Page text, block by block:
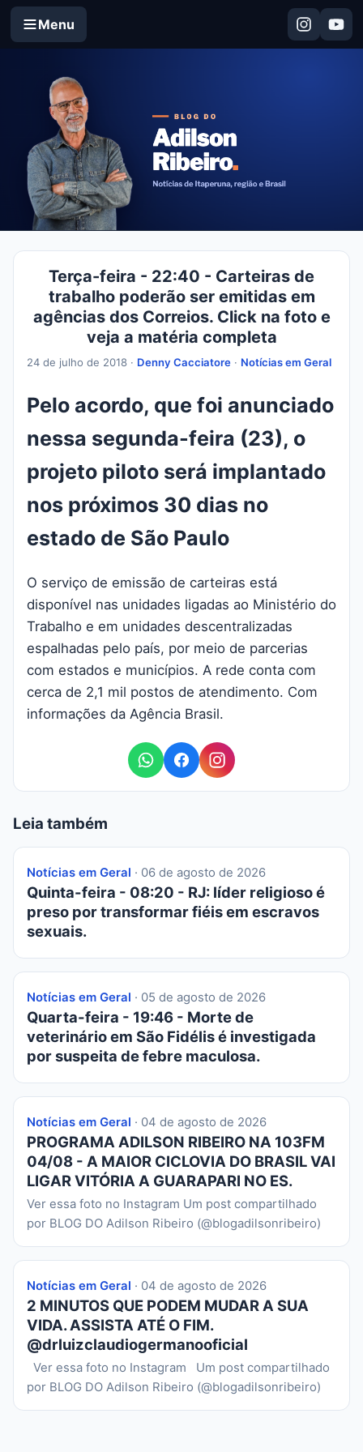
Menu
Terça-feira - 22:40 - Carteiras de
trabalho poderão ser emitidas em
agências dos Correios. Click na foto e
veja a matéria completa
24 de julho de 2018 · Denny Cacciatore · Notícias em Geral
Pelo acordo, que foi anunciado
nessa segunda-feira (23), o
projeto piloto será implantado
nos próximos 30 dias no
estado de São Paulo
O serviço de emissão de carteiras está
disponível nas unidades ligadas ao Ministério do
Trabalho e em unidades descentralizadas
espalhadas pelo país, por meio de parcerias
com estados e municípios. A rede conta com
cerca de 2,1 mil postos de atendimento. Com
informações da Agência Brasil.
Leia também
Notícias em Geral · 06 de agosto de 2026
Quinta-feira - 08:20 - RJ: líder religioso é
preso por transformar fiéis em escravos
sexuais.
Notícias em Geral · 05 de agosto de 2026
Quarta-feira - 19:46 - Morte de
veterinário em São Fidélis é investigada
por suspeita de febre maculosa.
Notícias em Geral · 04 de agosto de 2026
PROGRAMA ADILSON RIBEIRO NA 103FM
04/08 - A MAIOR CICLOVIA DO BRASIL VAI
LIGAR VITÓRIA A GUARAPARI NO ES.
Ver essa foto no Instagram Um post compartilhado
por BLOG DO Adilson Ribeiro (@blogadilsonribeiro)
Notícias em Geral · 04 de agosto de 2026
2 MINUTOS QUE PODEM MUDAR A SUA
VIDA. ASSISTA ATÉ O FIM.
@drluizclaudiogermanooficial
Ver essa foto no Instagram Um post compartilhado
por BLOG DO Adilson Ribeiro (@blogadilsonribeiro)